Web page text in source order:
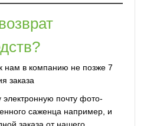
нам в компанию не позже 7
заказа
почту фото-
саженца например, и